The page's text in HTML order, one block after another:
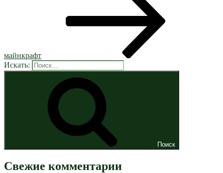
майнкрафт
Искать:
Поиск
Свежие комментарии